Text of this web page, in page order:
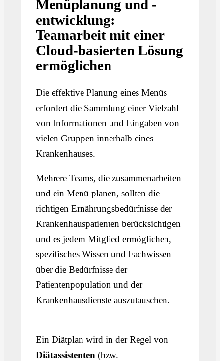
Menüplanung und -
entwicklung:
Teamarbeit mit einer
Cloud-basierten Lösung
ermöglichen
Die effektive Planung eines Menüs
erfordert die Sammlung einer Vielzahl
von Informationen und Eingaben von
vielen Gruppen innerhalb eines
Krankenhauses.
Mehrere Teams, die zusammenarbeiten
und ein Menü planen, sollten die
richtigen Ernährungsbedürfnisse der
Krankenhauspatienten berücksichtigen
und es jedem Mitglied ermöglichen,
spezifisches Wissen und Fachwissen
über die Bedürfnisse der
Patientenpopulation und der
Krankenhausdienste auszutauschen.
Ein Diätplan wird in der Regel von
Diätassistenten (bzw.